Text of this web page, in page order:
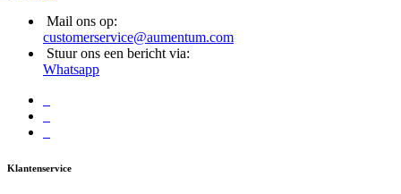
Mail ons op:
customerservice@aumentum.com
Stuur ons een bericht via:
Whatsapp
Klantenservice